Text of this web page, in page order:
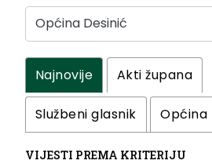
Najnovije Akti župana
Službeni glasnik Općina
VIJESTI PREMA KRITERIJU